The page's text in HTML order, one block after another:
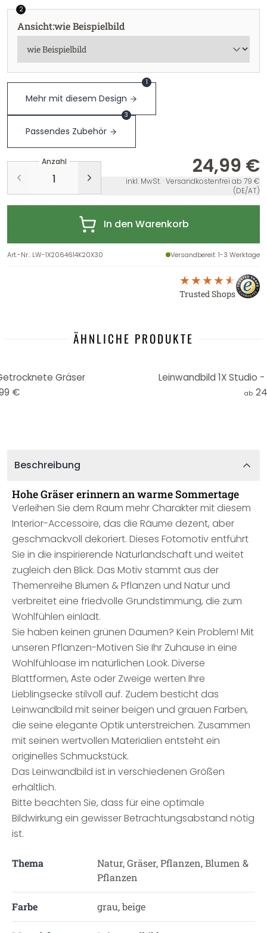
2
Ansicht:wie Beispielbild
Mehr mit diesem Design
1
Passendes Zubehör
3
Anzahl 24,99 €
inkl. MwSt. · Versandkostenfrei ab 79 €
(DE/AT)
In den Warenkorb
Art.-Nr.: LW-1X2064614K20X30 Versandbereit: 1-3 Werktage
Trusted Shops
ÄHNLICHE PRODUKTE
Gräser
€
Leinwandbild 1X Studio
ab
Beschreibung
Hohe Gräser erinnern an warme Sommertage
Verleihen Sie dem Raum mehr Charakter mit diesem
Interior-Accessoire, das die Räume dezent, aber
geschmackvoll dekoriert. Dieses Fotomotiv entführt
Sie in die inspirierende Naturlandschaft und weitet
zugleich den Blick. Das Motiv stammt aus der
Themenreihe Blumen & Pflanzen und Natur und
verbreitet eine friedvolle Grundstimmung, die zum
Wohlfühlen einlädt.
Sie haben keinen grünen Daumen? Kein Problem! Mit
unseren Pflanzen-Motiven Sie Ihr Zuhause in eine
Wohlfühloase im natürlichen Look. Diverse
Blattformen, Äste oder Zweige werten Ihre
Lieblingsecke stilvoll auf. Zudem besticht das
Leinwandbild mit seiner beigen und grauen Farben,
die seine elegante Optik unterstreichen. Zusammen
mit seinen wertvollen Materialien entsteht ein
originelles Schmuckstück.
Das Leinwandbild ist in verschiedenen Größen
erhältlich.
Bitte beachten Sie, dass für eine optimale
Bildwirkung ein gewisser Betrachtungsabstand nötig
ist.
Thema
Natur, Gräser, Pflanzen, Blumen &
Pflanzen
Farbe grau, beige